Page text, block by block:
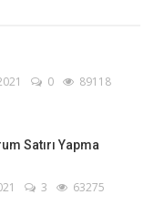
0 89118
Satırı Yapma
3 63275